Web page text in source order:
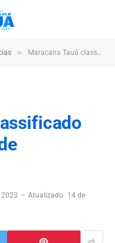
» Maracana Tauá classificado com uma rodada de antecedência
Atualizado 14 de